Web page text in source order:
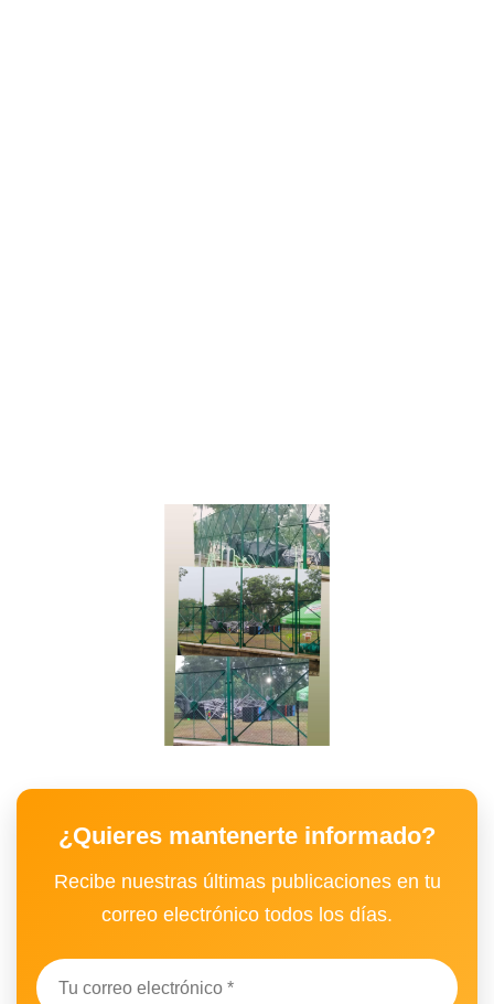
¿Quieres mantenerte informado?
Recibe nuestras últimas publicaciones en tu
correo electrónico todos los días.